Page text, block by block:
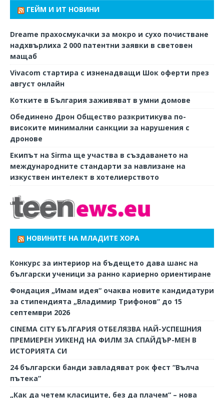
ГЕЙМ И ИТ НОВИНИ
Dreame прахосмукачки за мокро и сухо почистване
надхвърлиха 2 000 патентни заявки в световен
мащаб
Vivacom стартира с изненадващи Шок оферти през
август онлайн
Котките в България заживяват в умни домове
Обединено Дрон Общество разкритикува по-
високите минимални санкции за нарушения с
дронове
Екипът на Sirma ще участва в създаването на
международните стандарти за навлизане на
изкуствен интелект в хотелиерството
НОВИНИТЕ НА МЛАДИТЕ ХОРА
Конкурс за интериор на бъдещето дава шанс на
български ученици за ранно кариерно ориентиране
Фондация „Имам идея“ очаква новите кандидатури
за стипендията „Владимир Трифонов“ до 15
септември 2026
CINEMA CITY БЪЛГАРИЯ ОТБЕЛЯЗВА НАЙ-УСПЕШНИЯ
ПРЕМИЕРЕН УИКЕНД НА ФИЛМ ЗА СПАЙДЪР-МЕН В
ИСТОРИЯТА СИ
24 български банди завладяват рок фест “Вълча
пътека”
„Как да четем класиците, без да плачем“ – нова